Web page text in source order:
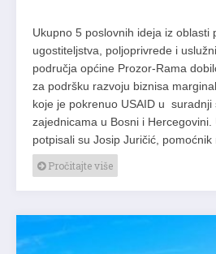
Ukupno 5 poslovnih ideja iz oblasti
ugostiteljstva, poljoprivrede i
područja općine Prozor-Rama
za podršku razvoju biznisa
koje je pokrenuo USAID u suradnji
zajednicama u Bosni i
potpisali su Josip Juričić,
Pročitajte više